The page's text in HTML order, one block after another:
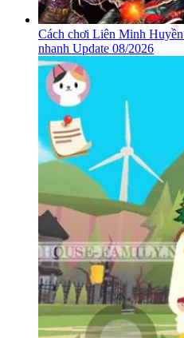
Cách chơi Liên Minh
nhanh Update 08/2026